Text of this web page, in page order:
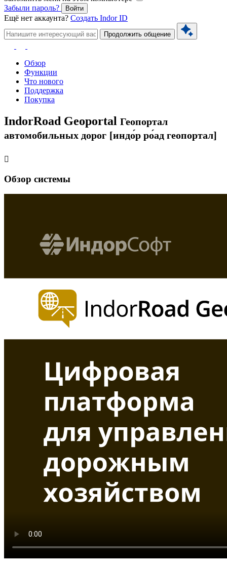
Забыли пароль?
Войти
Ещё нет аккаунта? Создать Indor ID
Продолжить общение
Обзор
Функции
Что нового
Поддержка
Покупка
IndorRoad Geoportal Геопортал
автомобильных дорог [индо́р ро́ад геопортал]
Обзор системы